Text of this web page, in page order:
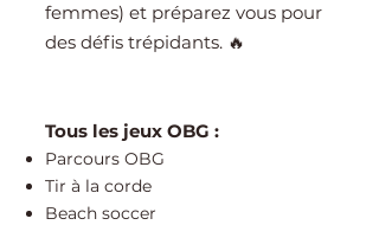
femmes) et préparez vous pour
des défis trépidants. 🔥
Tous les jeux OBG :
Parcours OBG
Tir à la corde
Beach soccer